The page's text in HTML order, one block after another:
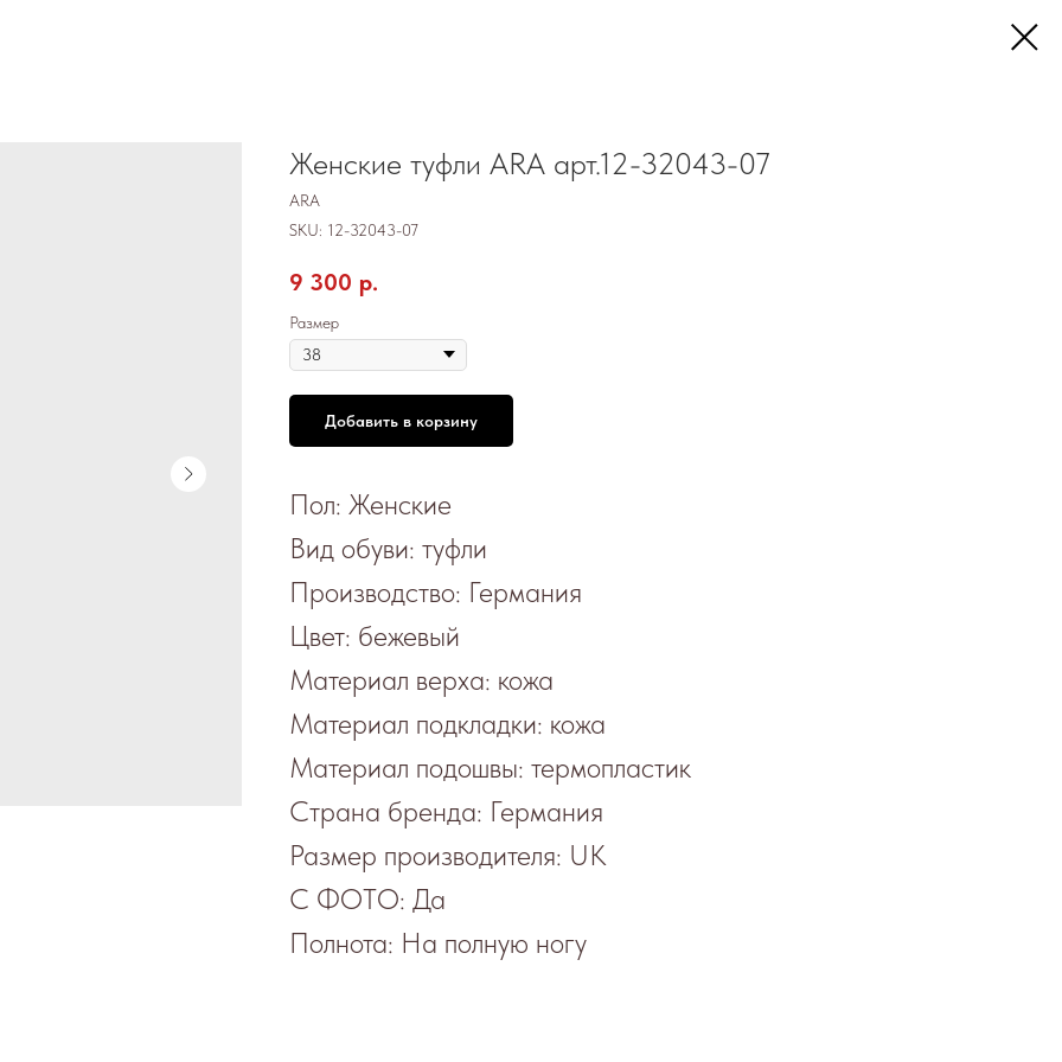
Женские туфли ARA арт.12-32043-07
ARA
SKU: 12-32043-07
9 300 р.
Размер
Добавить в корзину
Пол: Женские
Вид обуви: туфли
Производство: Германия
Цвет: бежевый
Материал верха: кожа
Материал подкладки: кожа
Материал подошвы: термопластик
Страна бренда: Германия
Размер производителя: UK
С ФОТО: Да
Полнота: На полную ногу